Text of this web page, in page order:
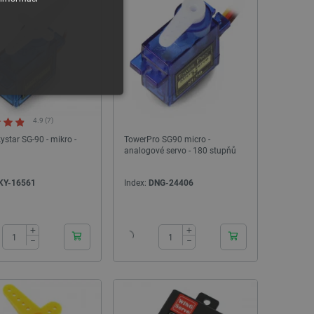
SG-90 - mikro -
4.9 (7)
16561
+
−
TowerPro SG90 micro -
analogové servo - 180 stupňů
Index: DNG-24406
+
−
stránky nelze bez
která mají přístup k
uživatelskou zkušenost.